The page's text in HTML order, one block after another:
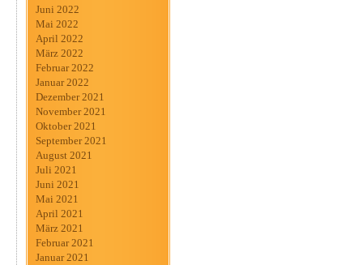
Juni 2022
Mai 2022
April 2022
März 2022
Februar 2022
Januar 2022
Dezember 2021
November 2021
Oktober 2021
September 2021
August 2021
Juli 2021
Juni 2021
Mai 2021
April 2021
März 2021
Februar 2021
Januar 2021